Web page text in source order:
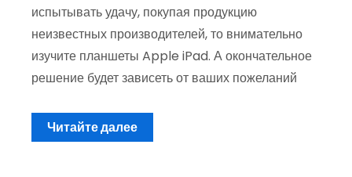
испытывать удачу, покупая продукцию
неизвестных производителей, то внимательно
изучите планшеты Apple iPad. А окончательное
решение будет зависеть от ваших пожеланий
Читайте далее